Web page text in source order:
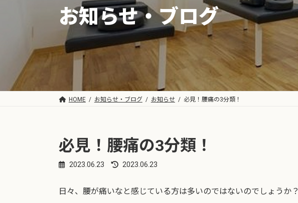
お知らせ・ブログ
HOME お知らせ・ブログ お知らせ 必見！腰痛の3分類！
必見！腰痛の3分類！
2023.06.23
最
更
新
2023.06.23
日々、腰が痛いなと感じている方は多いのではないのでしょうか？